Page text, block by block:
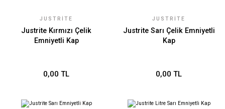
JUSTRITE
Justrite Kırmızı Çelik
Emniyetli Kap
0,00 TL
JUSTRITE
Justrite Sarı Çelik Emniyetli
Kap
0,00 TL